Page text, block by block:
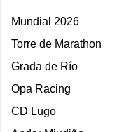
Mundial 2026
Torre de Marathon
Grada de Río
Opa Racing
CD Lugo